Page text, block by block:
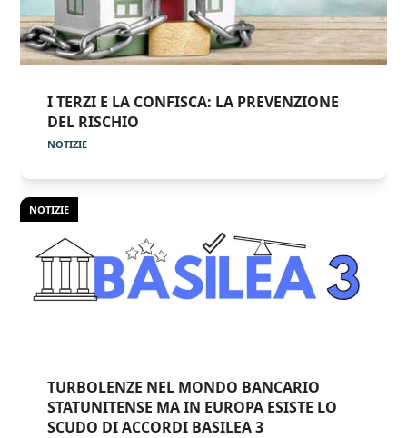
I TERZI E LA CONFISCA: LA PREVENZIONE
DEL RISCHIO
NOTIZIE
NOTIZIE
TURBOLENZE NEL MONDO BANCARIO
STATUNITENSE MA IN EUROPA ESISTE LO
SCUDO DI ACCORDI BASILEA 3